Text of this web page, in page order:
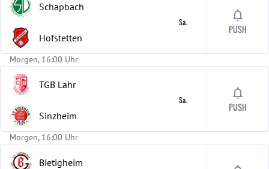
Schapbach
Hofstetten
Sa.
PUSH
Morgen, 16:00 Uhr
TGB Lahr
Sinzheim
Sa.
PUSH
Morgen, 16:00 Uhr
Bietigheim